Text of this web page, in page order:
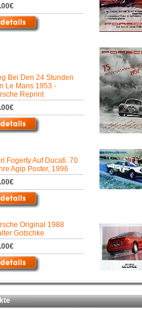
Bei Den 24 Stunden
Le Mans 1953 -
Reprint
Fogerty Auf Ducati. 70
Agip Poster, 1996
Original 1988
Gotschke